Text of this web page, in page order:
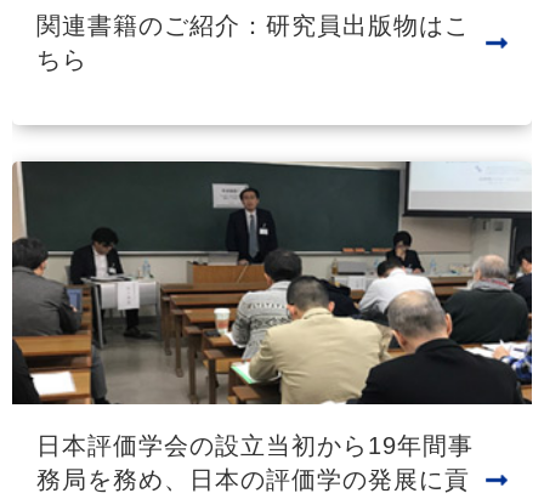
関連書籍のご紹介：研究員出版物はこ
ちら
日本評価学会の設立当初から19年間事
務局を務め、日本の評価学の発展に貢